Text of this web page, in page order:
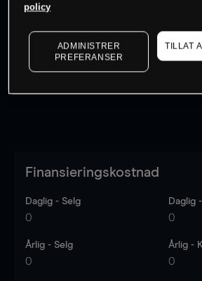
Kursene er veiledende. to see
Finansieringskostnad
Daglig - Selg
0
Daglig
0
Årlig - Selg
0
Årlig -
0
policy
ADMINISTRER
PREFERANSER
TILLAT